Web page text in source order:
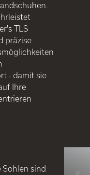
TLS
präzise
- damit sie
Ihre
Sohlen sind